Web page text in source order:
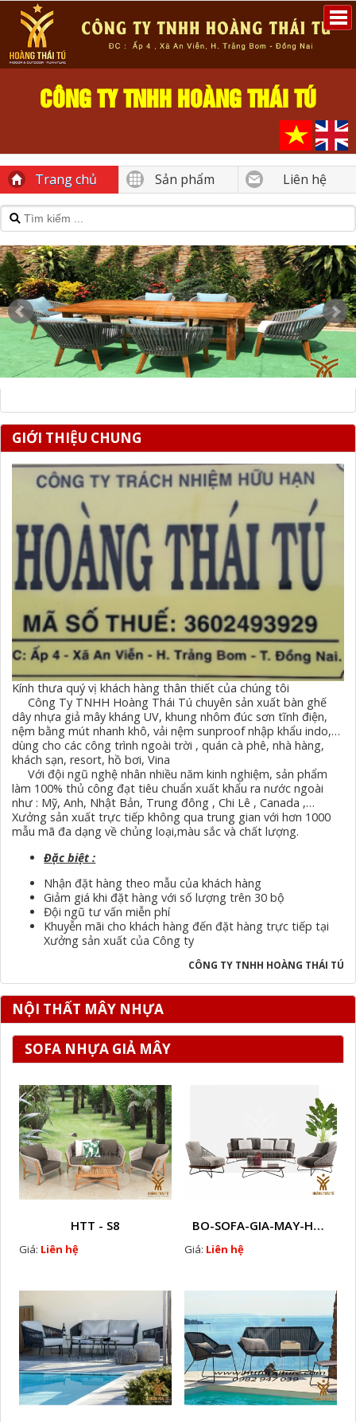
CÔNG TY TNHH HOÀNG THÁI TÚ
Trang chủ Sản phẩm Liên hệ
GIỚI THIỆU CHUNG
Kính thưa quý vị khách hàng thân thiết của chúng tôi
Công Ty TNHH Hoàng Thái Tú chuyên sản xuất bàn ghế
dây nhựa giả mây kháng UV, khung nhôm đúc sơn tĩnh điện,
nệm bằng mút nhanh khô, vải nệm sunproof nhập khẩu indo,…
dùng cho các công trình ngoài trời , quán cà phê, nhà hàng,
khách sạn, resort, hồ bơi, Vina
Với đội ngũ nghệ nhân nhiều năm kinh nghiệm, sản phẩm
làm 100% thủ công đạt tiêu chuẩn xuất khẩu ra nước ngoài
như : Mỹ, Anh, Nhật Bản, Trung đông , Chi Lê , Canada ,…
Xưởng sản xuất trực tiếp không qua trung gian với hơn 1000
mẫu mã đa dạng về chủng loại,màu sắc và chất lượng.
Đặc biệt :
Nhận đặt hàng theo mẫu của khách hàng
Giảm giá khi đặt hàng với số lượng trên 30 bộ
Đội ngũ tư vấn miễn phí
Khuyễn mãi cho khách hàng đến đặt hàng trực tiếp tại
Xưởng sản xuất của Công ty
CÔNG TY TNHH HOÀNG THÁI TÚ
NỘI THẤT MÂY NHỰA
SOFA NHỰA GIẢ MÂY
HTT - S8
Giá: Liên hệ
BO-SOFA-GIA-MAY-HTT - S30
Giá: Liên hệ